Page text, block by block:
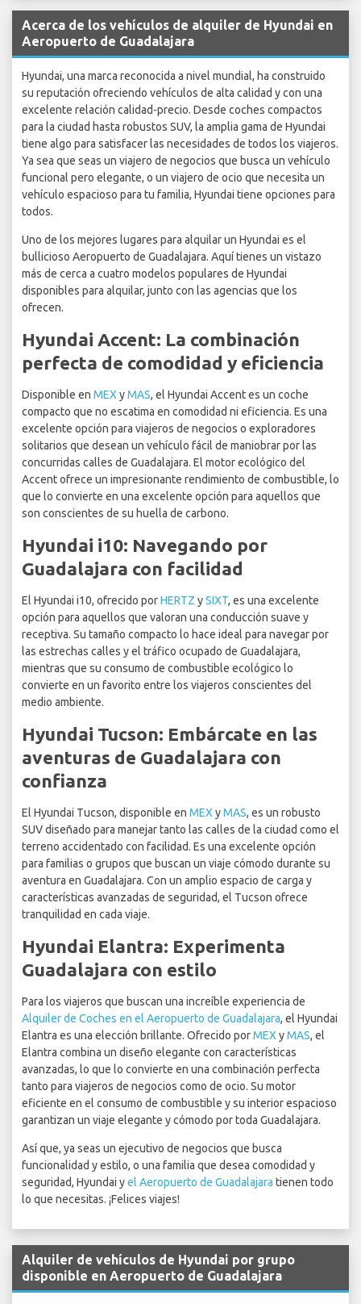
Acerca de los vehículos de alquiler de Hyundai en
Aeropuerto de Guadalajara
Hyundai, una marca reconocida a nivel mundial, ha construido
su reputación ofreciendo vehículos de alta calidad y con una
excelente relación calidad-precio. Desde coches compactos
para la ciudad hasta robustos SUV, la amplia gama de Hyundai
tiene algo para satisfacer las necesidades de todos los viajeros.
Ya sea que seas un viajero de negocios que busca un vehículo
funcional pero elegante, o un viajero de ocio que necesita un
vehículo espacioso para tu familia, Hyundai tiene opciones para
todos.
Uno de los mejores lugares para alquilar un Hyundai es el
bullicioso Aeropuerto de Guadalajara. Aquí tienes un vistazo
más de cerca a cuatro modelos populares de Hyundai
disponibles para alquilar, junto con las agencias que los
ofrecen.
Hyundai Accent: La combinación
perfecta de comodidad y eficiencia
Disponible en MEX yMAS, el Hyundai Accent es un coche
compacto que no escatima en comodidad ni eficiencia. Es una
excelente opción para viajeros de negocios o exploradores
solitarios que desean un vehículo fácil de maniobrar por las
concurridas calles de Guadalajara. El motor ecológico del
Accent ofrece un impresionante rendimiento de combustible, lo
que lo convierte en una excelente opción para aquellos que
son conscientes de su huella de carbono.
Hyundai i10: Navegando por
Guadalajara con facilidad
El Hyundai i10, ofrecido porHERTZ ySIXT, es una excelente
opción para aquellos que valoran una conducción suave y
receptiva. Su tamaño compacto lo hace ideal para navegar por
las estrechas calles y el tráfico ocupado de Guadalajara,
mientras que su consumo de combustible ecológico lo
convierte en un favorito entre los viajeros conscientes del
medio ambiente.
Hyundai Tucson: Embárcate en las
aventuras de Guadalajara con
confianza
El Hyundai Tucson, disponible en MEX yMAS, es un robusto
SUV diseñado para manejar tanto las calles de la ciudad como el
terreno accidentado con facilidad. Es una excelente opción
para familias o grupos que buscan un viaje cómodo durante su
aventura en Guadalajara. Con un amplio espacio de carga y
características avanzadas de seguridad, el Tucson ofrece
tranquilidad en cada viaje.
Hyundai Elantra: Experimenta
Guadalajara con estilo
Para los viajeros que buscan una increíble experiencia de
Alquiler de Coches en el Aeropuerto de Guadalajara, el Hyundai
Elantra es una elección brillante. Ofrecido porMEX yMAS, el
Elantra combina un diseño elegante con características
avanzadas, lo que lo convierte en una combinación perfecta
tanto para viajeros de negocios como de ocio. Su motor
eficiente en el consumo de combustible y su interior espacioso
garantizan un viaje elegante y cómodo por toda Guadalajara.
Así que, ya seas un ejecutivo de negocios que busca
funcionalidad y estilo, o una familia que desea comodidad y
seguridad, Hyundai yel Aeropuerto de Guadalajara tienen todo
lo que necesitas. ¡Felices viajes!
Alquiler de vehículos de Hyundai por grupo
disponible en Aeropuerto de Guadalajara